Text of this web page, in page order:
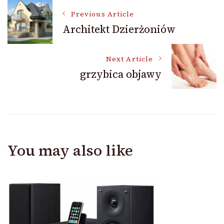
Post
Navigation
Previous Article
Architekt Dzierżoniów
Next Article
grzybica objawy
You may also like